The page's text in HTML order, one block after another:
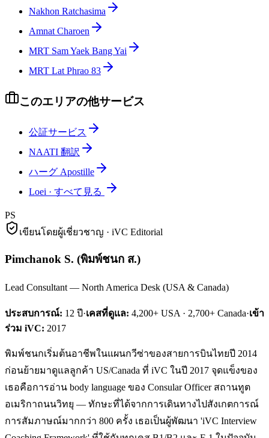
Nakhon Ratchasima
Amnat Charoen
MRT Sam Yaek Bang Yai
MRT Lat Phrao 83
このエリアの他サービス
公証サービス
NAATI 翻訳
ハーグ Apostille
Loei · すべて見る
PS
เขียนโดยผู้เชี่ยวชาญ · iVC Editorial
Pimchanok S. (พิมพ์ชนก ส.)
Lead Consultant — North America Desk (USA & Canada)
ประสบการณ์: 12 ปี·เคสที่ดูแล: 4,200+ USA · 2,700+ Canada·เข้า
ร่วม iVC: 2017
พิมพ์ชนกเริ่มต้นอาชีพในแผนกวีซ่าของสายการบินไทยปี 2014
ก่อนย้ายมาดูแลลูกค้า US/Canada ที่ iVC ในปี 2017 จุดแข็งของ
เธอคือการอ่าน body language ของ Consular Officer สถานทูต
อเมริกาถนนวิทยุ — ทักษะที่ได้จากการเดินทางไปสังเกตการณ์
การสัมภาษณ์มากกว่า 800 ครั้ง เธอเป็นผู้พัฒนา 'iVC Interview